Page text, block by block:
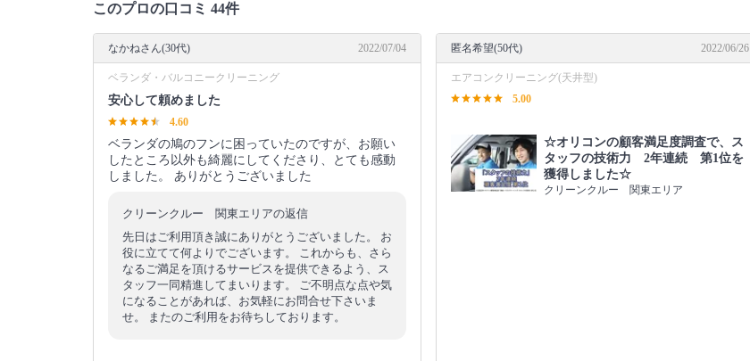
このプロの口コミ 44件
なかねさん(30代) 2022/07/04
ベランダ・バルコニークリーニング
安心して頼めました
4.60
ベランダの鳩のフンに困っていたのですが、お願い
したところ以外も綺麗にしてくださり、とても感動
しました。 ありがとうございました
クリーンクルー 関東エリアの返信
先日はご利用頂き誠にありがとうございました。 お
役に立てて何よりでございます。 これからも、さら
なるご満足を頂けるサービスを提供できるよう、ス
タッフ一同精進してまいります。 ご不明点な点や気
になることがあれば、お気軽にお問合せ下さいま
せ。 またのご利用をお待ちしております。
匿名希望(50代) 2022/06/26
エアコンクリーニング(天井型)
5.00
☆オリコンの顧客満足度調査で、ス
タッフの技術力 2年連続 第1位を
獲得しました☆
クリーンクルー 関東エリア